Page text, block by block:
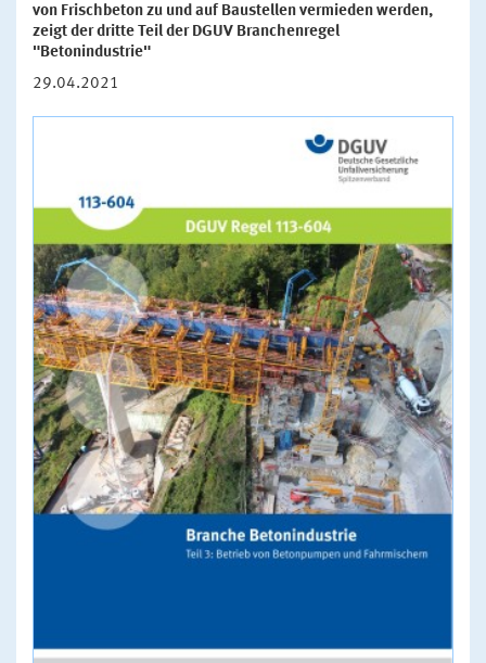
von Frischbeton zu und auf Baustellen vermieden werden,
zeigt der dritte Teil der DGUV Branchenregel
"Betonindustrie"
29.04.2021